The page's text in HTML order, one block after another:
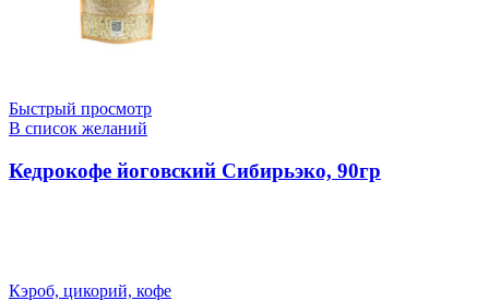
Быстрый просмотр
В список желаний
Кедрокофе йоговский Сибирьэко, 90гр
Кэроб, цикорий, кофе